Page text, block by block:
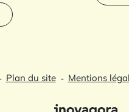
Plan du site Mentions